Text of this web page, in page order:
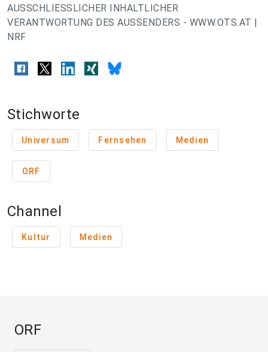
AUSSCHLIESSLICHER INHALTLICHER
VERANTWORTUNG DES AUSSENDERS - WWW.OTS.AT |
NRF
Stichworte
Universum Fernsehen Medien
ORF
Channel
Kultur Medien
ORF